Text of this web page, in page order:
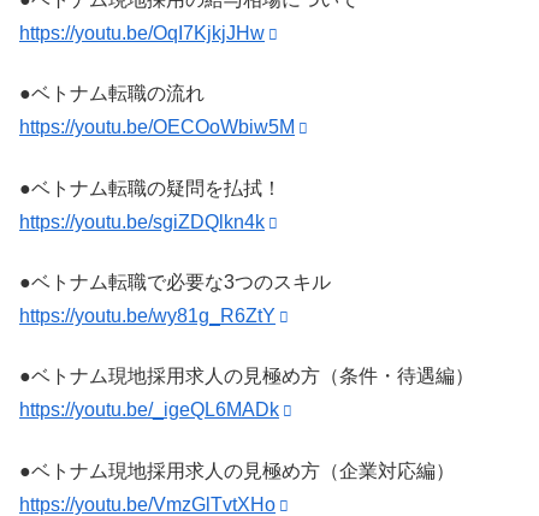
https://youtu.be/OqI7KjkjJHw
●ベトナム転職の流れ
https://youtu.be/OECOoWbiw5M
●ベトナム転職の疑問を払拭！
https://youtu.be/sgiZDQlkn4k
●ベトナム転職で必要な3つのスキル
https://youtu.be/wy81g_R6ZtY
●ベトナム現地採用求人の見極め方（条件・待遇編）
https://youtu.be/_igeQL6MADk
●ベトナム現地採用求人の見極め方（企業対応編）
https://youtu.be/VmzGlTvtXHo